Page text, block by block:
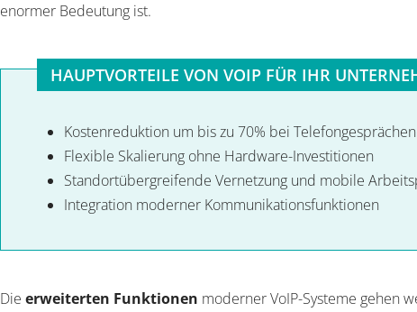
enormer Bedeutung ist.
HAUPTVORTEILE VON VOIP FÜR IHR
Kostenreduktion um bis zu 70% bei Telefongesprächen
Flexible Skalierung ohne Hardware-Investitionen
Standortübergreifende Vernetzung und mobile
Integration moderner Kommunikationsfunktionen
Die erweiterten Funktionen moderner VoIP-Systeme gehen